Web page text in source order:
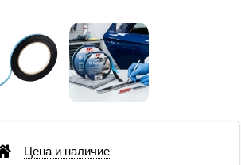
Цена и наличие